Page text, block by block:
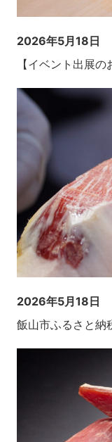
2026年5月18日
【イベント出展
2026年5月18日
飯山市ふるさと納